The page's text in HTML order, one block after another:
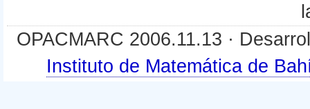
OPACMARC 2006.11.13 ·
Instituto de Matemática de